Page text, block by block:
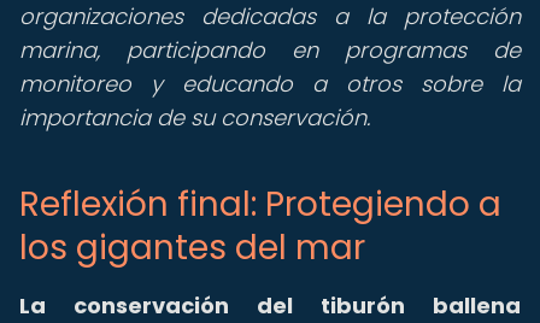
organizaciones dedicadas a la protección
marina, participando en programas de
monitoreo y educando a otros sobre la
importancia de su conservación.
Reflexión final: Protegiendo a
los gigantes del mar
La conservación del tiburón ballena